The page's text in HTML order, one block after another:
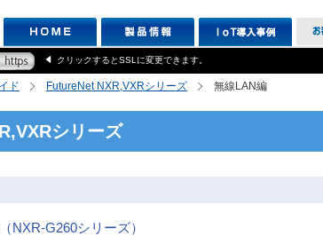
クリックするとSSLに変更できます。
ド FutureNet NXR,VXRシリーズ 無線LAN編
シリーズ
NXR-G260シリーズ）